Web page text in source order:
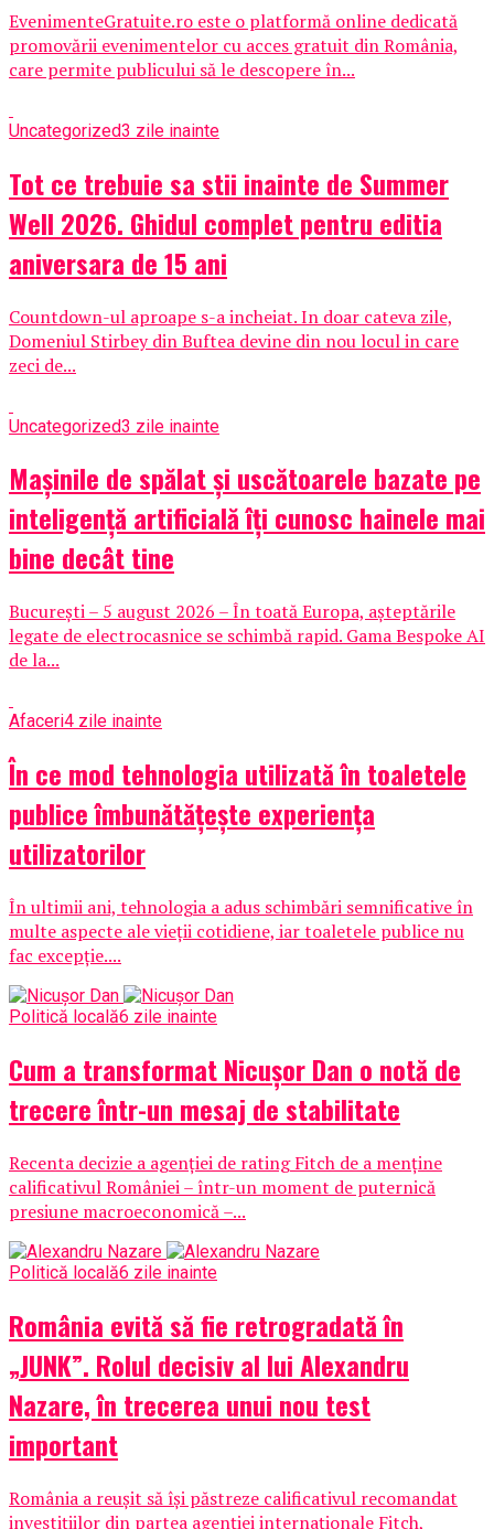
EvenimenteGratuite.ro este o platformă online dedicată
promovării evenimentelor cu acces gratuit din România,
care permite publicului să le descopere în...
Uncategorized3 zile inainte
Tot ce trebuie sa stii inainte de Summer
Well 2026. Ghidul complet pentru editia
aniversara de 15 ani
Countdown-ul aproape s-a incheiat. In doar cateva zile,
Domeniul Stirbey din Buftea devine din nou locul in care
zeci de...
Uncategorized3 zile inainte
Mașinile de spălat și uscătoarele bazate pe
inteligență artificială îți cunosc hainele mai
bine decât tine
București – 5 august 2026 – În toată Europa, așteptările
legate de electrocasnice se schimbă rapid. Gama Bespoke AI
de la...
Afaceri4 zile inainte
În ce mod tehnologia utilizată în toaletele
publice îmbunătățește experiența
utilizatorilor
În ultimii ani, tehnologia a adus schimbări semnificative în
multe aspecte ale vieții cotidiene, iar toaletele publice nu
fac excepție....
Politică locală6 zile inainte
Cum a transformat Nicușor Dan o notă de
trecere într-un mesaj de stabilitate
Recenta decizie a agenției de rating Fitch de a menține
calificativul României – într-un moment de puternică
presiune macroeconomică –...
Politică locală6 zile inainte
România evită să fie retrogradată în
„JUNK”. Rolul decisiv al lui Alexandru
Nazare, în trecerea unui nou test
important
România a reușit să își păstreze calificativul recomandat
investițiilor din partea agenției internaționale Fitch,